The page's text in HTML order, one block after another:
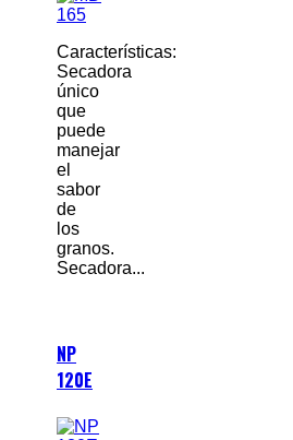
Características:
Secadora
único
que
puede
manejar
el
sabor
de
los
granos.
Secadora...
NP
120E